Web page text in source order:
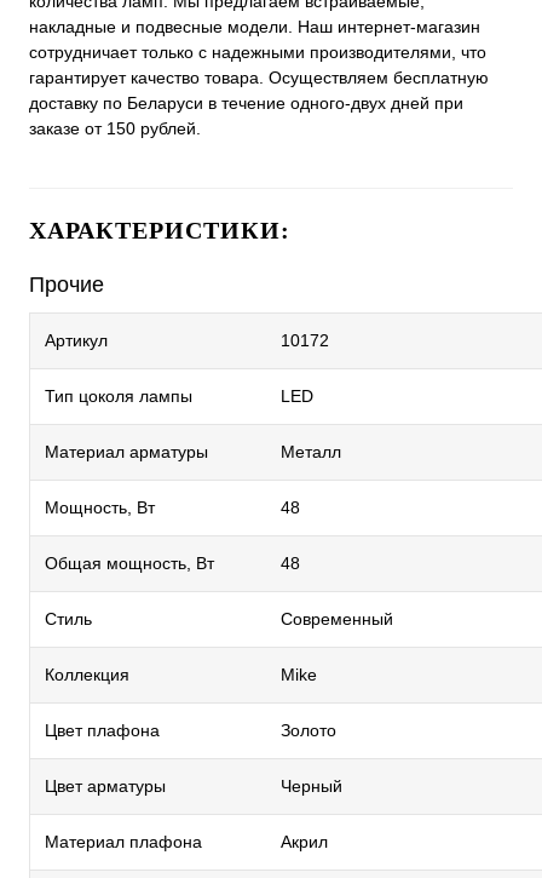
накладные и подвесные модели. Наш интернет-магазин
сотрудничает только с надежными производителями, что
гарантирует качество товара. Осуществляем бесплатную
доставку по Беларуси в течение одного-двух дней при
заказе от 150 рублей.
ХАРАКТЕРИСТИКИ:
Прочие
Артикул 10172
Тип цоколя лампы LED
Материал арматуры Металл
Мощность, Вт 48
Общая мощность, Вт 48
Стиль Современный
Коллекция Mike
Цвет плафона Золото
Цвет арматуры Черный
Материал плафона Акрил